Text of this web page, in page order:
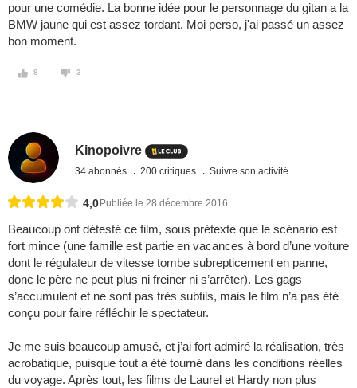
pour une comédie. La bonne idée pour le personnage du gitan a la
BMW jaune qui est assez tordant. Moi perso, j'ai passé un assez
bon moment.
8 3
Kinopoivre
34 abonnés 200 critiques Suivre son activité
4,0 Publiée le 28 décembre 2016
Beaucoup ont détesté ce film, sous prétexte que le scénario est
fort mince (une famille est partie en vacances à bord d’une voiture
dont le régulateur de vitesse tombe subrepticement en panne,
donc le père ne peut plus ni freiner ni s’arrêter). Les gags
s’accumulent et ne sont pas très subtils, mais le film n’a pas été
conçu pour faire réfléchir le spectateur.
Je me suis beaucoup amusé, et j’ai fort admiré la réalisation, très
acrobatique, puisque tout a été tourné dans les conditions réelles
du voyage. Après tout, les films de Laurel et Hardy non plus